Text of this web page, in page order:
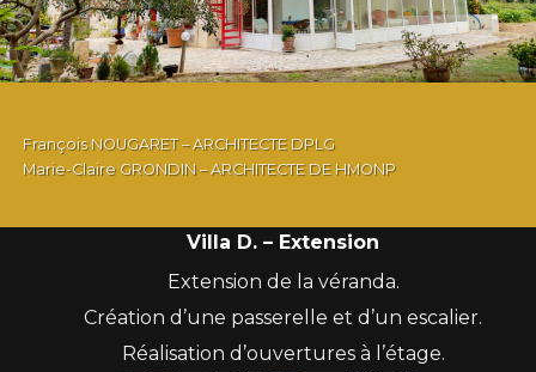
François NOUGARET – ARCHITECTE DPLG
Marie-Claire GRONDIN – ARCHITECTE DE HMONP
Villa D. – Extension
Extension de la véranda.
Création d’une passerelle et d’un escalier.
Réalisation d’ouvertures à l’étage.